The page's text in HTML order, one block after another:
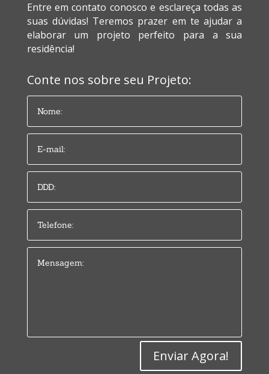
Entre em contato conosco e esclareça todas as
suas dúvidas! Teremos prazer em te ajudar a
elaborar um projeto perfeito para a sua
residência!
Conte nos sobre seu Projeto:
Enviar Agora!